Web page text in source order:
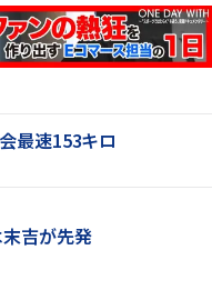
最速153キロ
末吉が先発